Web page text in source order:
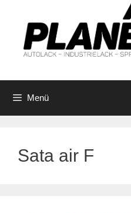
Menü
Sata air F